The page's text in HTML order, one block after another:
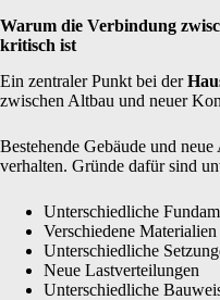
Warum die Verbindung
kritisch ist
Ein zentraler Punkt bei der
zwischen Altbau und neuer
Bestehende Gebäude und
verhalten. Gründe dafür sind
Unterschiedliche
Verschiedene Materialien
Unterschiedliche
Neue Lastverteilungen
Unterschiedliche